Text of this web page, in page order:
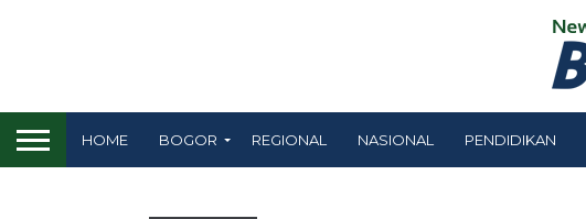
HOME BOGOR REGIONAL NASIONAL PENDIDIKAN